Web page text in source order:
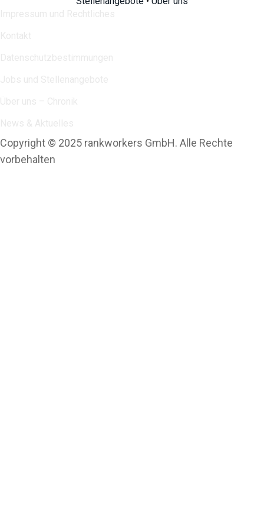
Copyright © 2025 rankworkers GmbH. Alle Rechte
vorbehalten